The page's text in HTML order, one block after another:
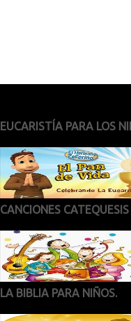
EUCARISTÍA PARA LOS
CANCIONES CATEQUESIS
LA BIBLIA PARA NIÑOS.